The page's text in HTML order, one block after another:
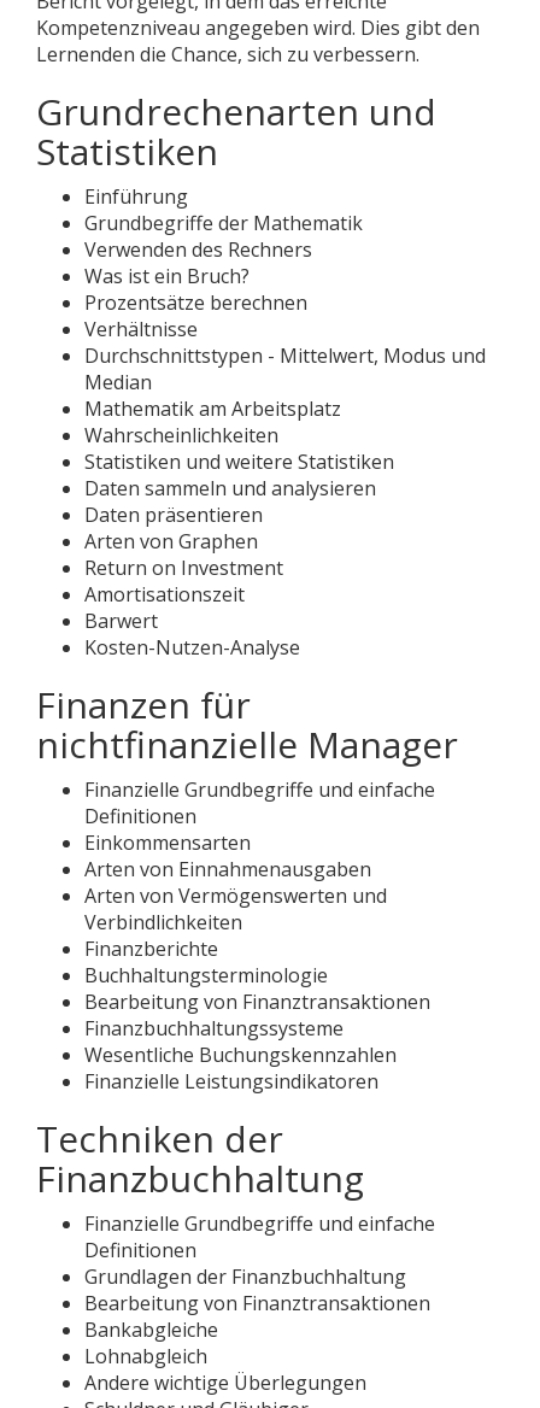
Kompetenzniveau angegeben wird. Dies gibt den
Lernenden die Chance, sich zu verbessern.
Grundrechenarten und
Statistiken
Einführung
Grundbegriffe der Mathematik
Verwenden des Rechners
Was ist ein Bruch?
Prozentsätze berechnen
Verhältnisse
Durchschnittstypen - Mittelwert, Modus und
Median
Mathematik am Arbeitsplatz
Wahrscheinlichkeiten
Statistiken und weitere Statistiken
Daten sammeln und analysieren
Daten präsentieren
Arten von Graphen
Return on Investment
Amortisationszeit
Barwert
Kosten-Nutzen-Analyse
Finanzen für
nichtfinanzielle Manager
Finanzielle Grundbegriffe und einfache
Definitionen
Einkommensarten
Arten von Einnahmenausgaben
Arten von Vermögenswerten und
Verbindlichkeiten
Finanzberichte
Buchhaltungsterminologie
Bearbeitung von Finanztransaktionen
Finanzbuchhaltungssysteme
Wesentliche Buchungskennzahlen
Finanzielle Leistungsindikatoren
Techniken der
Finanzbuchhaltung
Finanzielle Grundbegriffe und einfache
Definitionen
Grundlagen der Finanzbuchhaltung
Bearbeitung von Finanztransaktionen
Bankabgleiche
Lohnabgleich
Andere wichtige Überlegungen